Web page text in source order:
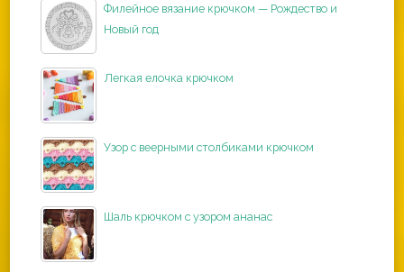
Филейное вязание крючком — Рождество и
Новый год
Легкая елочка крючком
Узор с веерными столбиками крючком
Шаль крючком с узором ананас